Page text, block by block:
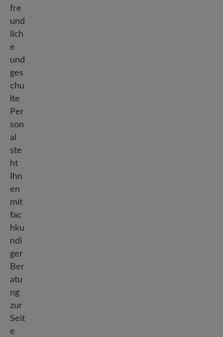
fre
und
lich
e
und
ges
chu
lte
Per
son
al
ste
ht
Ihn
en
mit
fac
hku
ndi
ger
Ber
atu
ng
zur
Seit
e